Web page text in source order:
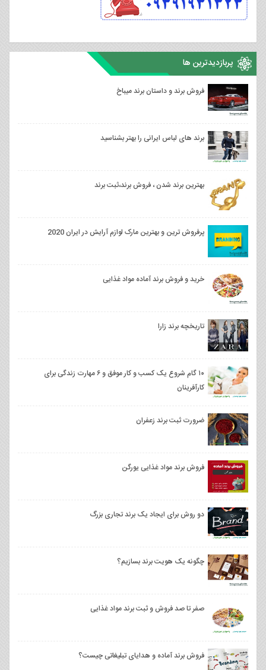
پربازدیدترین ها
فروش برند و داستان برند میباخ
برند های لباس ایرانی را بهتر بشناسید
بهترین برند شدن ، فروش برند،ثبت برند
پرفروش ترین و بهترین مارک لوازم آرایش در ایران 2020
خرید و فروش برند آماده مواد غذایی
تاریخچه برند زارا
۱۰ گام شروع یک کسب و کار موفق و ۶ مهارت زندگی برای
کارآفرینان
ضرورت ثبت برند زعفران
فروش برند مواد غذایی یورگن
دو روش برای ایجاد یک برند تجاری بزرگ
چگونه یک هویت برند بسازیم؟
صفر تا صد فروش و ثبت برند مواد غذایی
فروش برند آماده و هدایای تبلیغاتی چیست؟